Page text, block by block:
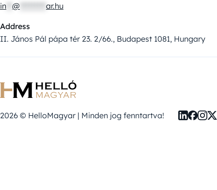
in @ ar.hu
Address
II. János Pál pápa tér 23. 2/66., Budapest 1081, Hungary
2026 © HelloMagyar | Minden jog fenntartva!